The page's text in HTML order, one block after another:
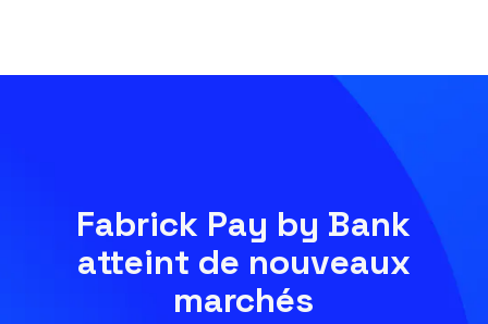
Fabrick Pay by Bank
atteint de nouveaux
marchés